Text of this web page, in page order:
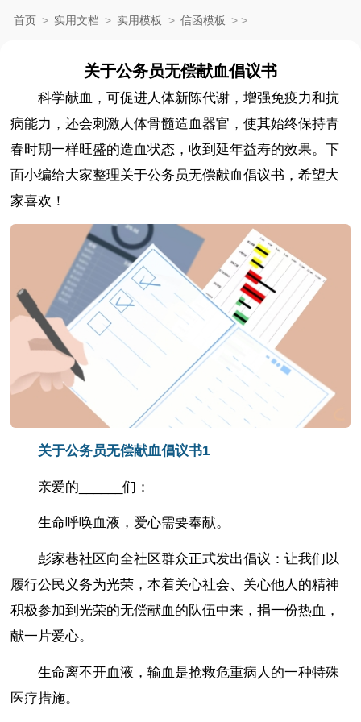
首页 > 实用文档 > 实用模板 > 信函模板 > >
关于公务员无偿献血倡议书
科学献血，可促进人体新陈代谢，增强免疫力和抗
病能力，还会刺激人体骨髓造血器官，使其始终保持青
春时期一样旺盛的造血状态，收到延年益寿的效果。下
面小编给大家整理关于公务员无偿献血倡议书，希望大
家喜欢！
关于公务员无偿献血倡议书1
亲爱的______们：
生命呼唤血液，爱心需要奉献。
彭家巷社区向全社区群众正式发出倡议：让我们以
履行公民义务为光荣，本着关心社会、关心他人的精神
积极参加到光荣的无偿献血的队伍中来，捐一份热血，
献一片爱心。
生命离不开血液，输血是抢救危重病人的一种特殊
医疗措施。